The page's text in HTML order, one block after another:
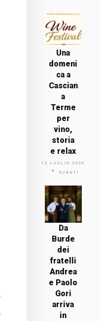
Una
domeni
ca a
Cascian
a
Terme
per
vino,
storia
e relax
12 LUGLIO 2026
EVENTI
Da
Burde
dei
fratelli
Andrea
e Paolo
Gori
arriva
in